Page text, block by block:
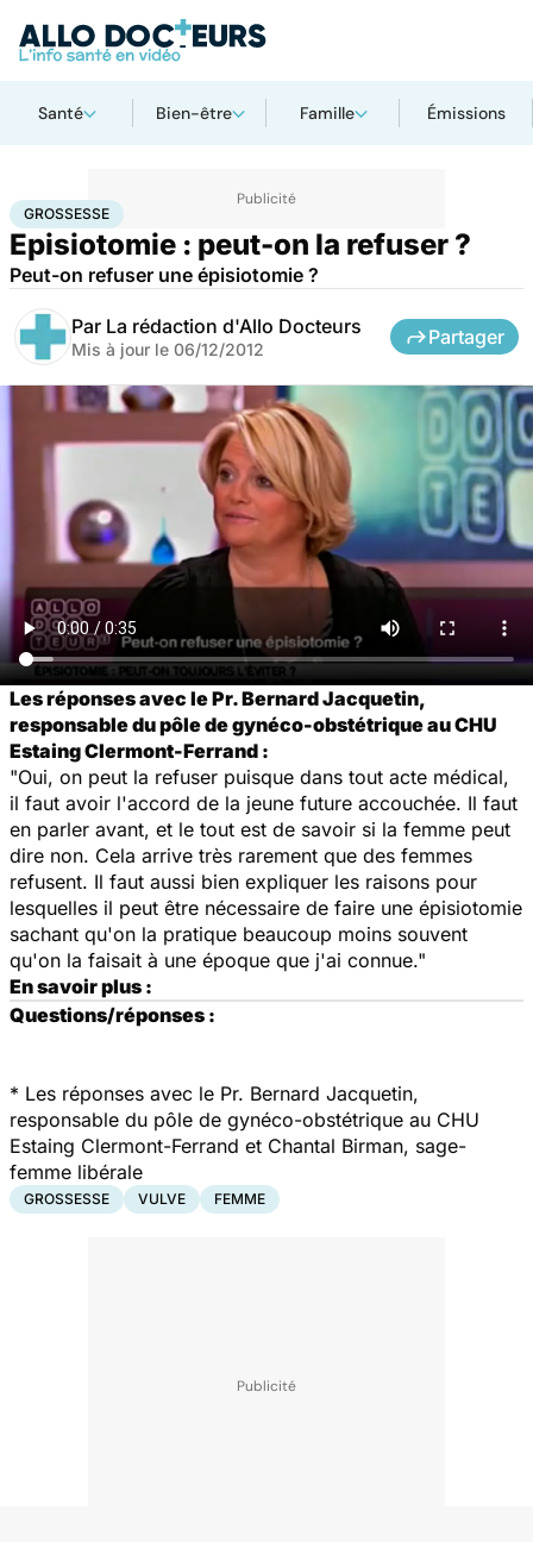
Santé Bien-être Famille Émissions
AccueilFamille Grossesse Grossesse
GROSSESSE
Episiotomie : peut-on la refuser ?
Peut-on refuser une épisiotomie ?
Par La rédaction d'Allo Docteurs
Mis à jour le 06/12/2012
Partager
Les réponses avec le Pr. Bernard Jacquetin,
responsable du pôle de gynéco-obstétrique au CHU
Estaing Clermont-Ferrand :
"Oui, on peut la refuser puisque dans tout acte médical,
il faut avoir l'accord de la jeune future accouchée. Il faut
en parler avant, et le tout est de savoir si la femme peut
dire non. Cela arrive très rarement que des femmes
refusent. Il faut aussi bien expliquer les raisons pour
lesquelles il peut être nécessaire de faire une épisiotomie
sachant qu'on la pratique beaucoup moins souvent
qu'on la faisait à une époque que j'ai connue."
En savoir plus :
Questions/réponses :
* Les réponses avec le Pr. Bernard Jacquetin,
responsable du pôle de gynéco-obstétrique au CHU
Estaing Clermont-Ferrand et Chantal Birman, sage-
femme libérale
GROSSESSE VULVE FEMME